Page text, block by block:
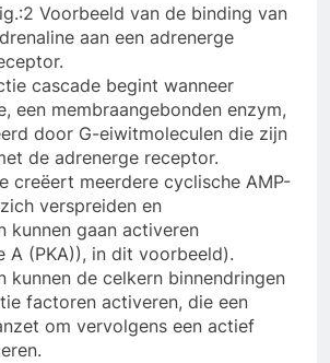
Voorbeeld van de binding van
aan een adrenerge
cascade begint wanneer
een membraangebonden enzym,
door G-eiwitmoleculen die zijn
de adrenerge receptor.
creëert meerdere cyclische AMP-
verspreiden en
kunnen gaan activeren
A (PKA)), in dit voorbeeld).
kunnen de celkern binnendringen
factoren activeren, die een
om vervolgens een actief